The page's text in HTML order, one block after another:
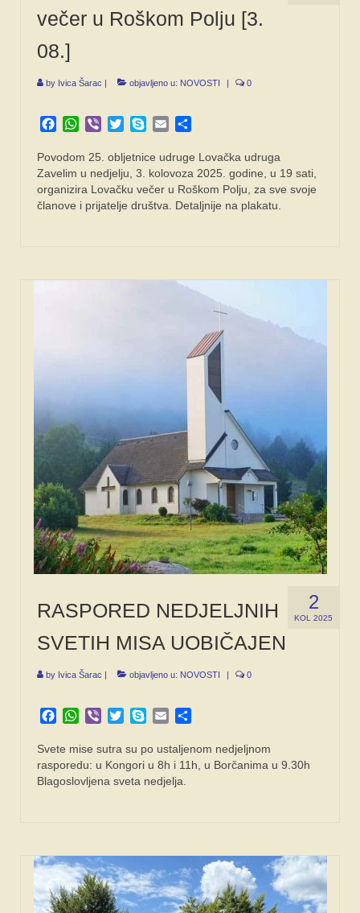
večer u Roškom Polju [3.
08.]
by Ivica Šarac objavljeno u: NOVOSTI 0
Facebook
WhatsApp
Viber TwitterSkypeEmail
Povodom 25. obljetnice udruge Lovačka udruga
Zavelim u nedjelju, 3. kolovoza 2025. godine, u 19 sati,
organizira Lovačku večer u Roškom Polju, za sve svoje
članove i prijatelje društva. Detaljnije na plakatu.
2
KOL 2025
RASPORED NEDJELJNIH
SVETIH MISA UOBIČAJEN
by Ivica Šarac objavljeno u: NOVOSTI 0
Facebook
WhatsApp
Viber TwitterSkypeEmail
Svete mise sutra su po ustaljenom nedjeljnom
rasporedu: u Kongori u 8h i 11h, u Borčanima u 9.30h
Blagoslovljena sveta nedjelja.